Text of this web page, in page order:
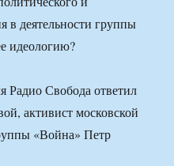
в деятельности группы
идеологию?
Радио Свобода ответил
активист московской
«Война» Петр